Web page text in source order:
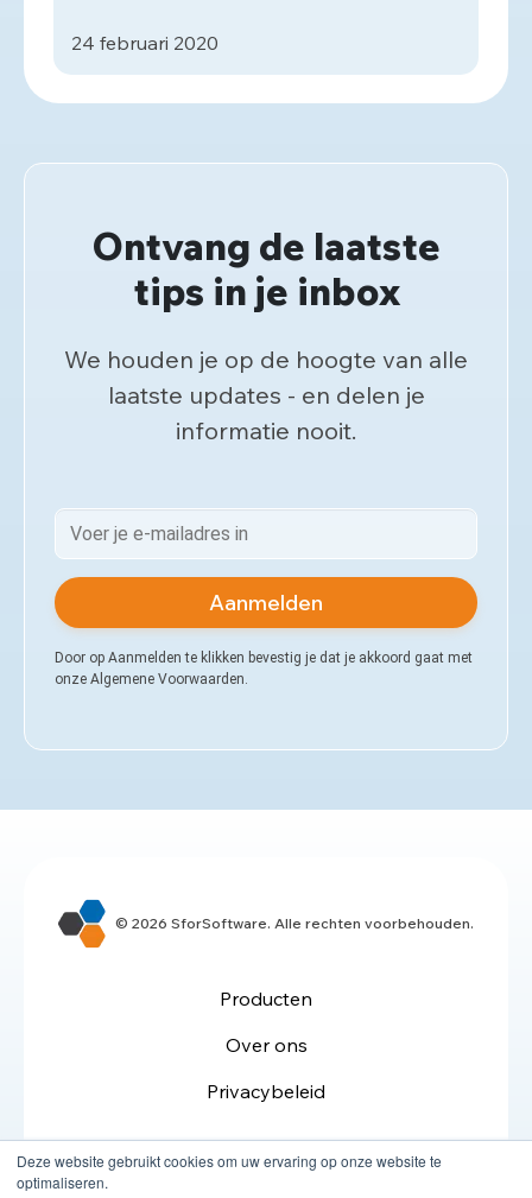
Deze website gebruikt cookies om uw ervaring op onze website te
optimaliseren.
24 februari 2020
Ontvang de laatste
tips in je inbox
We houden je op de hoogte van alle
laatste updates - en delen je
informatie nooit.
Aanmelden
Door op Aanmelden te klikken bevestig je dat je akkoord gaat met
onze Algemene Voorwaarden.
© 2026 SforSoftware. Alle rechten voorbehouden.
Producten
Over ons
Privacybeleid